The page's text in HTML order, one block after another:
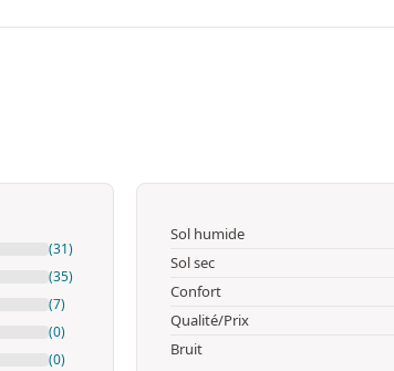
(31)
(35)
(7)
(0)
(0)
Sol humide
Sol sec
Confort
Qualité/Prix
Bruit